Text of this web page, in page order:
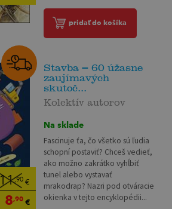
pridať do košíka
11,90€
8,90€
Stavba – 60 úžasne
zaujímavých
skutoč...
Kolektív autorov
Na sklade
Fascinuje ťa, čo všetko sú ľudia
schopní postaviť? Chceš vedieť,
ako možno zakrátko vyhĺbiť
tunel alebo vystavať
mrakodrap? Nazri pod otváracie
okienka v tejto encyklopédii...